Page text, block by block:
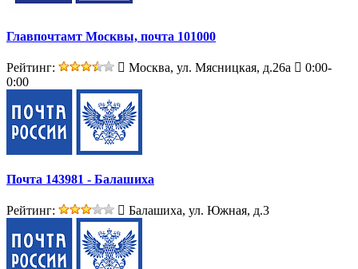
Главпочтамт Москвы, почта 101000
Рейтинг: Москва, ул. Мясницкая, д.26а
0:00-
0:00
Почта 143981 - Балашиха
Рейтинг: Балашиха, ул. Южная, д.3